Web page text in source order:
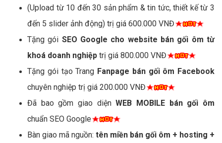
(Upload từ 10 đến 30 sản phẩm & tin tức, thiết kế từ 3
đến 5 slider ảnh động) trị giá 600.000 VNĐ
Tặng gói SEO Google cho website bán gối ôm từ
khoá doanh nghiệp trị giá 800.000 VNĐ
Tặng gói tạo Trang Fanpage bán gối ôm Facebook
chuyên nghiệp trị giá 200.000 VNĐ
Đã bao gồm giao diệnWEB MOBILE bán gối ôm
chuẩn SEO Google
Bàn giao mã nguồn: tên miền bán gối ôm + hosting +